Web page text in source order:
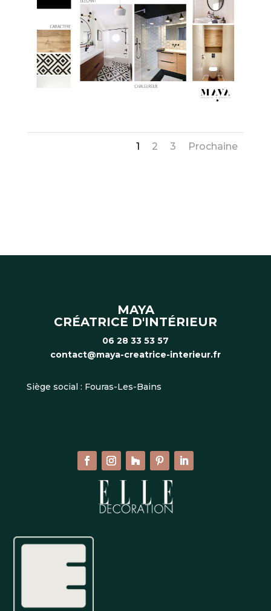
1 2 3 Prochaine
MAYA
CRÉATRICE D'INTÉRIEUR
06 28 33 53 57
contact@maya-creatrice-interieur.fr
Siège social : Fouras-Les-Bains